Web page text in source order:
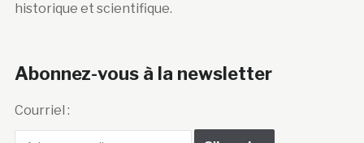
historique et scientifique.
Abonnez-vous à la newsletter
Courriel :